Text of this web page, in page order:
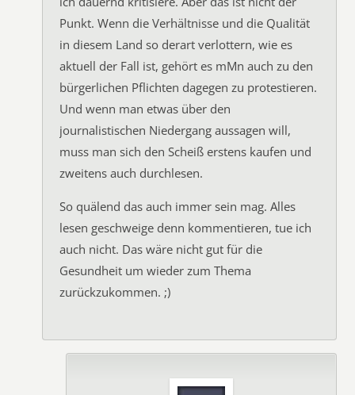
Punkt. Wenn die Verhältnisse und die Qualität
in diesem Land so derart verlottern, wie es
aktuell der Fall ist, gehört es mMn auch zu den
bürgerlichen Pflichten dagegen zu protestieren.
Und wenn man etwas über den
journalistischen Niedergang aussagen will,
muss man sich den Scheiß erstens kaufen und
zweitens auch durchlesen.
So quälend das auch immer sein mag. Alles
lesen geschweige denn kommentieren, tue ich
auch nicht. Das wäre nicht gut für die
Gesundheit um wieder zum Thema
zurückzukommen. ;)